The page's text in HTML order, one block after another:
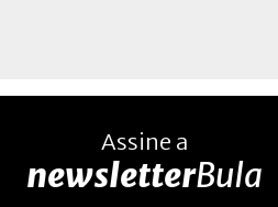
Assine a
newsletterBula